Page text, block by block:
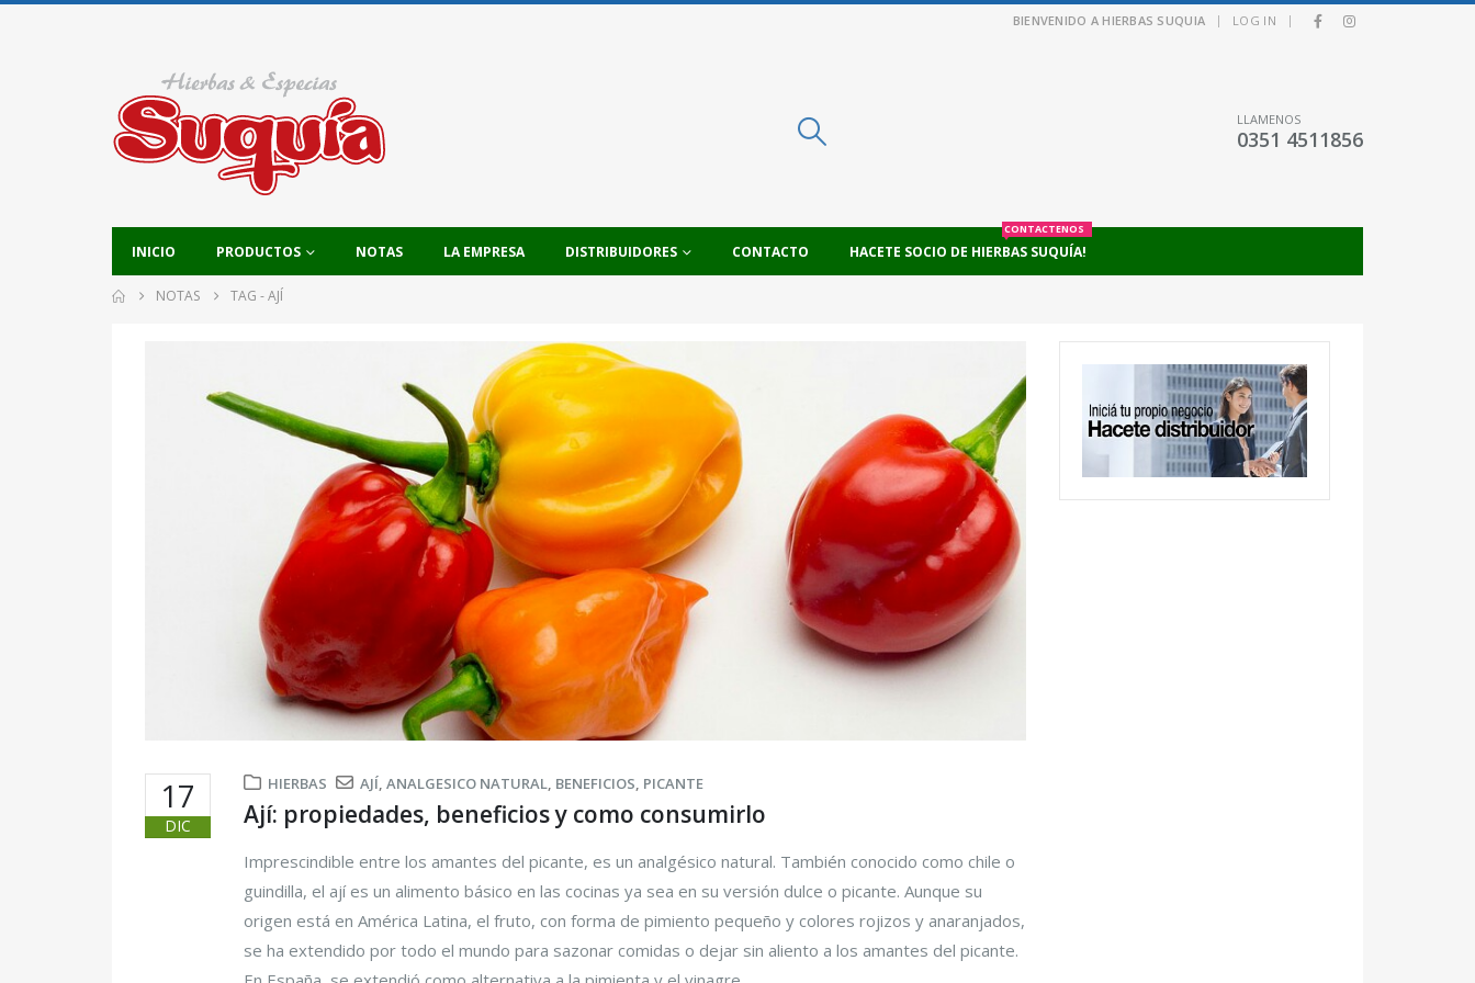
BIENVENIDO A HIERBAS SUQUIA | LOG IN |
LLAMENOS
0351 4511856
INICIO PRODUCTOS NOTAS LA EMPRESA DISTRIBUIDORES CONTACTO HACETE SOCIO DE HIERBAS SUQUÍA!
CONTACTENOS
NOTAS TAG -AJÍ
17
DIC
HIERBAS AJÍ, ANALGESICO NATURAL, BENEFICIOS, PICANTE
Ají: propiedades, beneficios y como consumirlo
Imprescindible entre los amantes del picante, es un analgésico natural. También conocido como chile o
guindilla, el ají es un alimento básico en las cocinas ya sea en su versión dulce o picante. Aunque su
origen está en América Latina, el fruto, con forma de pimiento pequeño y colores rojizos y anaranjados,
se ha extendido por todo el mundo para sazonar comidas o dejar sin aliento a los amantes del picante.